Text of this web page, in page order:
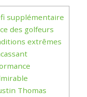
supplémentaire
des golfeurs
extrêmes
Thomas